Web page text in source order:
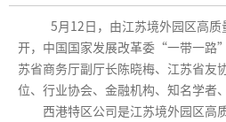
5月12日，由江苏境外园区高
开，中国国家发展改革委“一带一路
苏省商务厅副厅长陈晓梅、江苏省友
位、行业协会、金融机构、知名学者
西港特区公司是江苏境外园区高